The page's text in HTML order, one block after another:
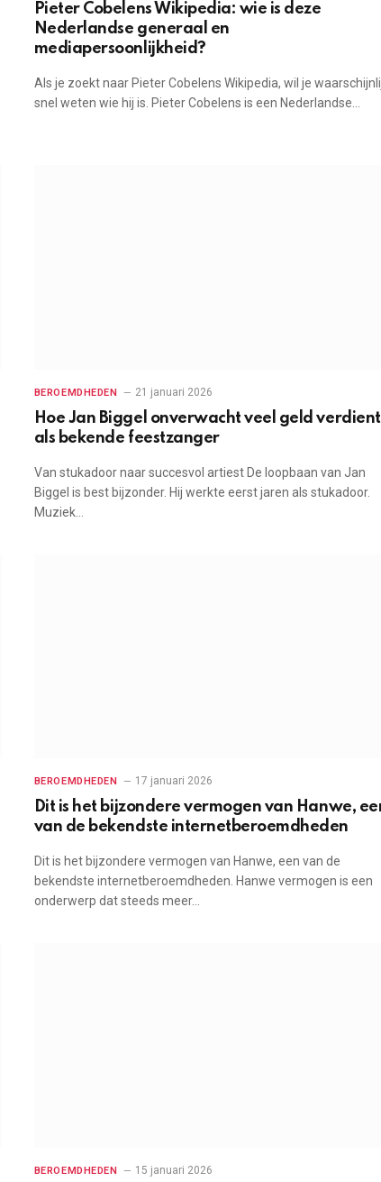
Pieter Cobelens Wikipedia: wie is deze
Nederlandse generaal en
mediapersoonlijkheid?
Als je zoekt naar Pieter Cobelens Wikipedia, wil je
snel weten wie hij is. Pieter Cobelens is een Nederlandse…
BEROEMDHEDEN 21 januari 2026
Hoe Jan Biggel onverwacht veel geld verdient
als bekende feestzanger
Van stukadoor naar succesvol artiest De loopbaan van Jan
Biggel is best bijzonder. Hij werkte eerst jaren als stukadoor.
Muziek…
BEROEMDHEDEN 17 januari 2026
Dit is het bijzondere vermogen van Hanwe,
van de bekendste internetberoemdheden
Dit is het bijzondere vermogen van Hanwe, een van de
bekendste internetberoemdheden. Hanwe vermogen is een
onderwerp dat steeds meer…
BEROEMDHEDEN 15 januari 2026